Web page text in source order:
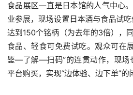
食品展区一直是日本馆的人气中心
业参展，现场设置日本酒与食品试
达到150个铭柄（为去年的3倍），
食品、轻食可免费试吃。观众可在
鉴—了解—扫码”的连贯动作，现场
平台购买，实现“边体验、边下单”的